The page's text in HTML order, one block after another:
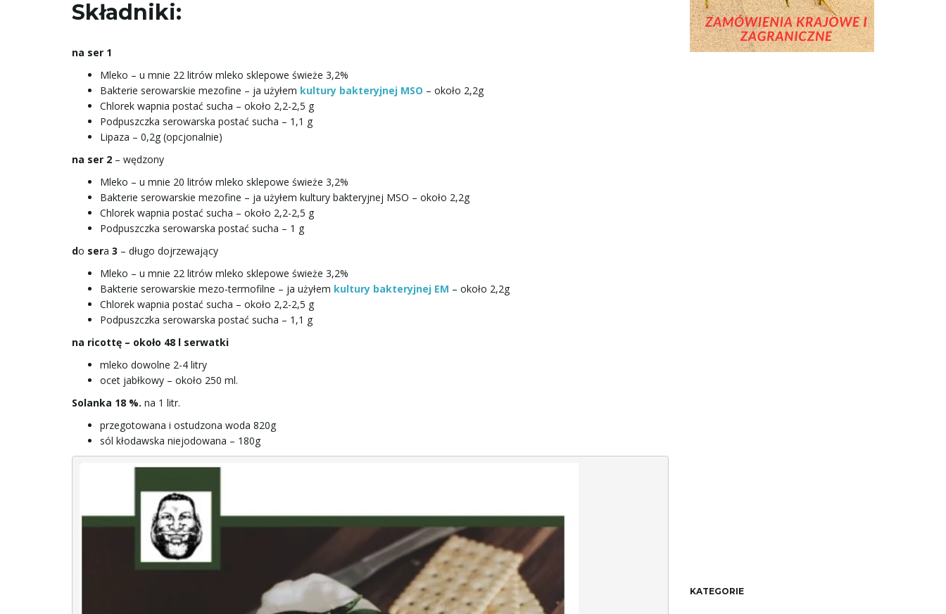
Składniki:
na ser 1
Mleko – u mnie 22 litrów mleko sklepowe świeże 3,2%
Bakterie serowarskie mezofine – ja użyłem kultury bakteryjnej MSO – około 2,2g
Chlorek wapnia postać sucha – około 2,2-2,5 g
Podpuszczka serowarska postać sucha – 1,1 g
Lipaza – 0,2g (opcjonalnie)
na ser 2 – wędzony
Mleko – u mnie 20 litrów mleko sklepowe świeże 3,2%
Bakterie serowarskie mezofine – ja użyłem kultury bakteryjnej MSO – około 2,2g
Chlorek wapnia postać sucha – około 2,2-2,5 g
Podpuszczka serowarska postać sucha – 1 g
do sera 3 – długo dojrzewający
Mleko – u mnie 22 litrów mleko sklepowe świeże 3,2%
Bakterie serowarskie mezo-termofilne – ja użyłem kultury bakteryjnej EM – około 2,2g
Chlorek wapnia postać sucha – około 2,2-2,5 g
Podpuszczka serowarska postać sucha – 1,1 g
na ricottę – około 48 l serwatki
mleko dowolne 2-4 litry
ocet jabłkowy – około 250 ml.
Solanka 18 %. na 1 litr.
przegotowana i ostudzona woda 820g
sól kłodawska niejodowana – 180g
KATEGORIE